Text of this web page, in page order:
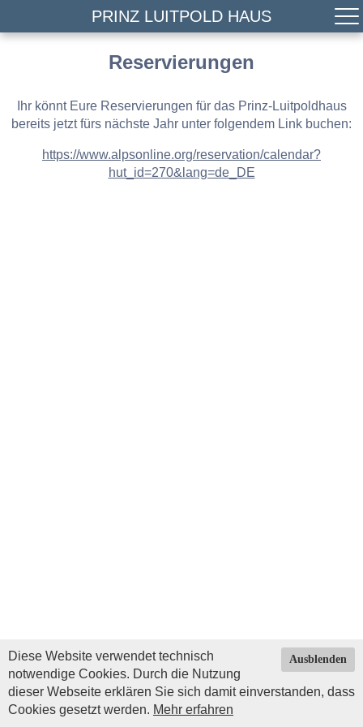
PRINZ LUITPOLD HAUS
Reservierungen
Ihr könnt Eure Reservierungen für das Prinz-Luitpoldhaus
bereits jetzt fürs nächste Jahr unter folgendem Link buchen:
https://www.alpsonline.org/reservation/calendar?
hut_id=270&lang=de_DE
Ausblenden
Diese Website verwendet technisch
notwendige Cookies. Durch die Nutzung
dieser Webseite erklären Sie sich damit einverstanden, dass
Cookies gesetzt werden. Mehr erfahren